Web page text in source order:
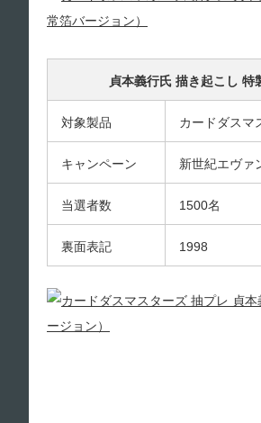
貞本義行氏 描き起こし
対象製品 カードダスマ
キャンペーン 新世紀エヴァ
当選者数 1500名
裏面表記 1998